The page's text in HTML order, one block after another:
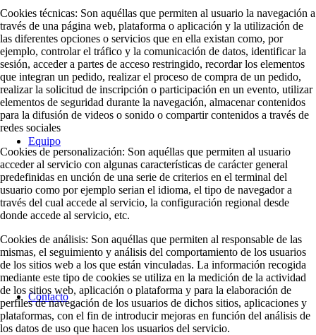
Equipo
Contacto
Cookies técnicas: Son aquéllas que permiten al usuario la navegación a
través de una página web, plataforma o aplicación y la utilización de
las diferentes opciones o servicios que en ella existan como, por
ejemplo, controlar el tráfico y la comunicación de datos, identificar la
sesión, acceder a partes de acceso restringido, recordar los elementos
que integran un pedido, realizar el proceso de compra de un pedido,
realizar la solicitud de inscripción o participación en un evento, utilizar
elementos de seguridad durante la navegación, almacenar contenidos
para la difusión de videos o sonido o compartir contenidos a través de
redes sociales
Cookies de personalización: Son aquéllas que permiten al usuario
acceder al servicio con algunas características de carácter general
predefinidas en unción de una serie de criterios en el terminal del
usuario como por ejemplo serian el idioma, el tipo de navegador a
través del cual accede al servicio, la configuración regional desde
donde accede al servicio, etc.
Cookies de análisis: Son aquéllas que permiten al responsable de las
mismas, el seguimiento y análisis del comportamiento de los usuarios
de los sitios web a los que están vinculadas. La información recogida
mediante este tipo de cookies se utiliza en la medición de la actividad
de los sitios web, aplicación o plataforma y para la elaboración de
perfiles de navegación de los usuarios de dichos sitios, aplicaciones y
plataformas, con el fin de introducir mejoras en función del análisis de
los datos de uso que hacen los usuarios del servicio.